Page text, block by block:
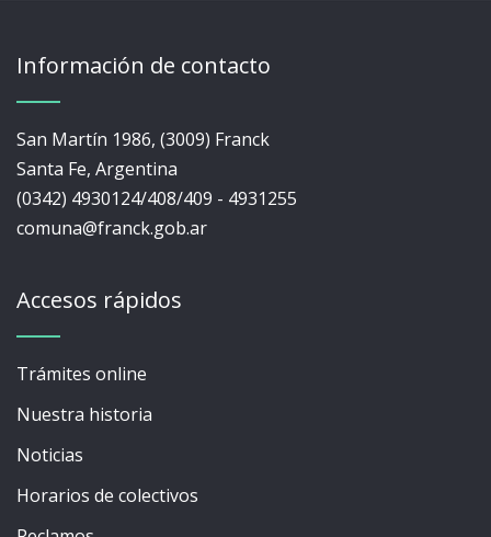
Información de contacto
San Martín 1986, (3009) Franck
Santa Fe, Argentina
(0342) 4930124/408/409 - 4931255
comuna@franck.gob.ar
Accesos rápidos
Trámites online
Nuestra historia
Noticias
Horarios de colectivos